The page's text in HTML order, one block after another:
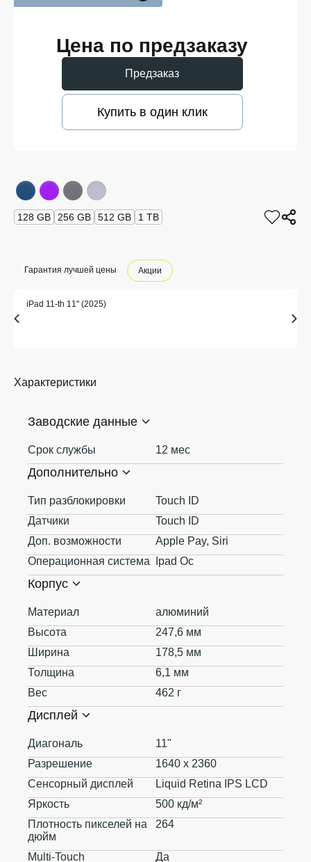
Цена по предзаказу
Предзаказ
Купить в один клик
128 GB 256 GB 512 GB 1 TB
Гарантия лучшей цены Акции
iPad 11-th 11" (2025)
Характеристики
Заводские данные
Срок службы 12 мес
Дополнительно
Тип разблокировки
Touch ID
Датчики
Touch ID
Доп. возможности
Apple Pay, Siri
Операционная система
Ipad Oc
Корпус
Материал
алюминий
Высота
247,6 мм
Ширина
178,5 мм
Толщина
6,1 мм
Вес
462 г
Дисплей
Диагональ
11"
Разрешение
1640 x 2360
Сенсорный дисплей
Liquid Retina IPS LCD
Яркость
500 кд/м²
Плотность пикселей на
дюйм
264
Multi-Touch Да